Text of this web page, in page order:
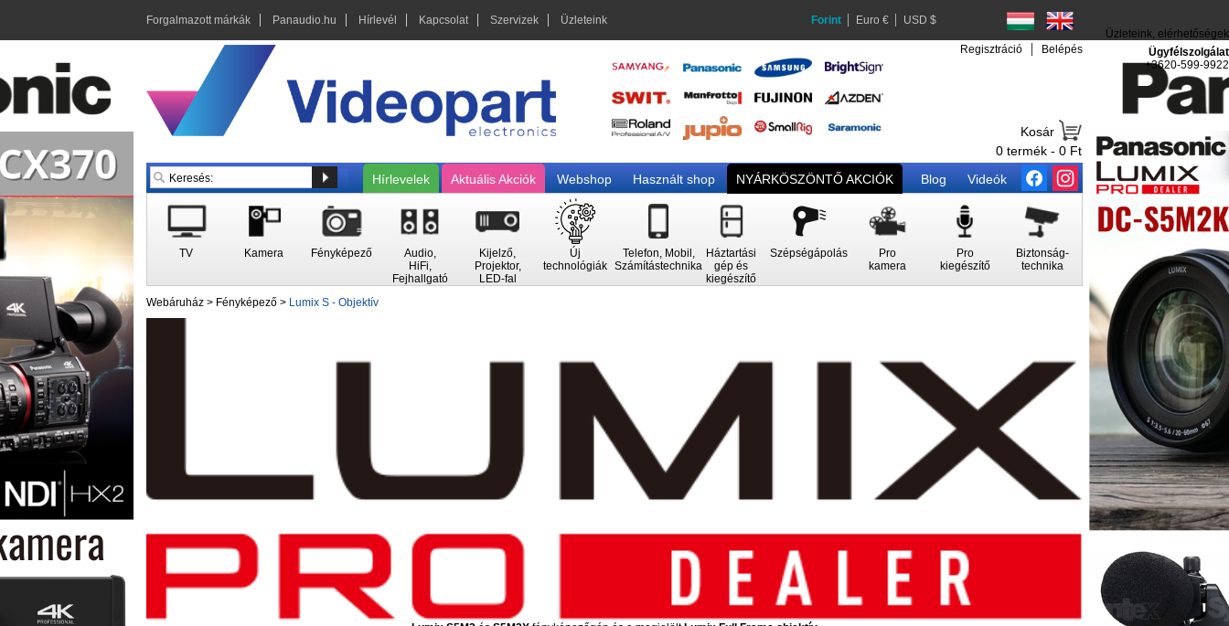
Forgalmazott márkák Panaudio.hu Hírlevél Kapcsolat Szervizek Üzleteink Forint Euro € USD $
Regisztráció Belépés
Kosár
0 termék - 0 Ft
Hírlevelek
Aktuális Akciók Webshop Használt shop NYÁRKÖSZÖNTŐ AKCIÓK Blog Videók
TV Kamera Fényképező
Audio,
HiFi,
Fejhallgató
Kijelző,
Projektor,
LED-fal
Új
technológiák
Telefon, Mobil,
Számítástechnika
Háztartási
gép és
kiegészítő
Szépségápolás
Pro
kamera
Pro
kiegészítő
Biztonság-
technika
Üzleteink, elérhetőségek
Ügyfélszolgálat
+3620-599-9922
Webáruház > Fényképező > Lumix S - Objektív